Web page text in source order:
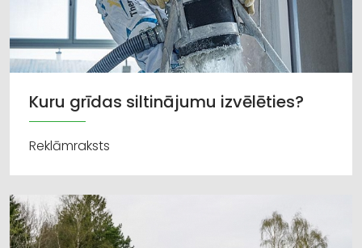
Kuru grīdas siltinājumu izvēlēties?
Reklāmraksts